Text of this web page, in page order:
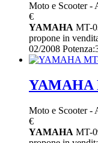
Moto e Scooter-
€
YAMAHA MT-
propone in
02/2008
YAMAHA
Moto e Scooter-
€
YAMAHA MT-